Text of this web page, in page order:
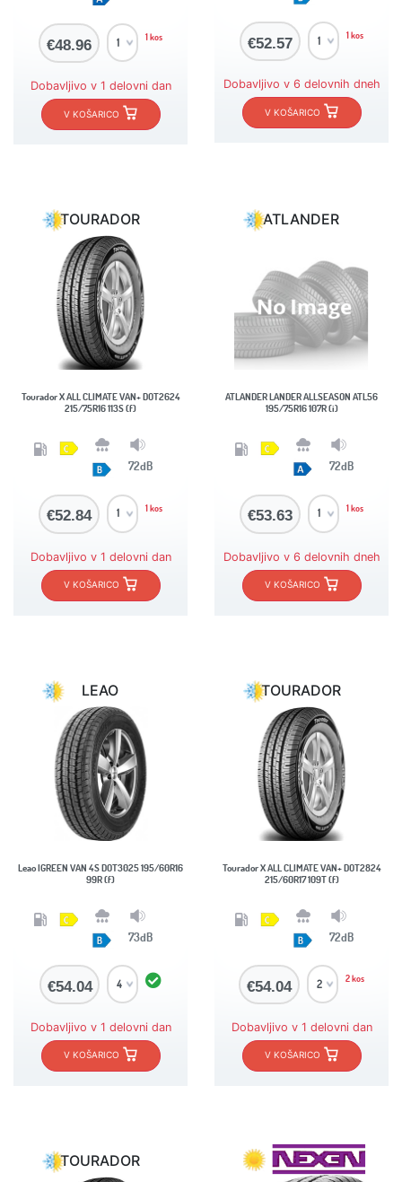
€48.96 1 kos
Dobavljivo v 1 delovni dan
V KOŠARICO
€52.57 1 kos
Dobavljivo v 6 delovnih dneh
V KOŠARICO
TOURADOR
Tourador X ALL CLIMATE VAN+ DOT2624
215/75R16 113S (f)
72dB
€52.84 1 kos
Dobavljivo v 1 delovni dan
V KOŠARICO
ATLANDER
ATLANDER LANDER ALLSEASON ATL56
195/75R16 107R (i)
72dB
€53.63 1 kos
Dobavljivo v 6 delovnih dneh
V KOŠARICO
LEAO
Leao IGREEN VAN 4S DOT3025 195/60R16
99R (f)
73dB
€54.04
Dobavljivo v 1 delovni dan
V KOŠARICO
TOURADOR
Tourador X ALL CLIMATE VAN+ DOT2824
215/60R17 109T (f)
72dB
€54.04 2 kos
Dobavljivo v 1 delovni dan
V KOŠARICO
TOURADOR